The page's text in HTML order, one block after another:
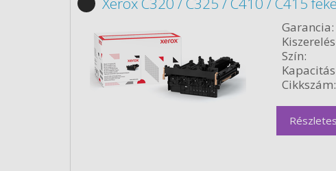
Garancia:
Szín:
Cikkszám: